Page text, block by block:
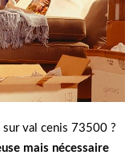
sur val cenis 73500 ?
mais nécessaire